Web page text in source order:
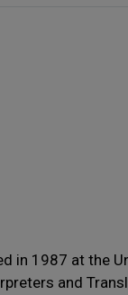
in 1987 at the
and